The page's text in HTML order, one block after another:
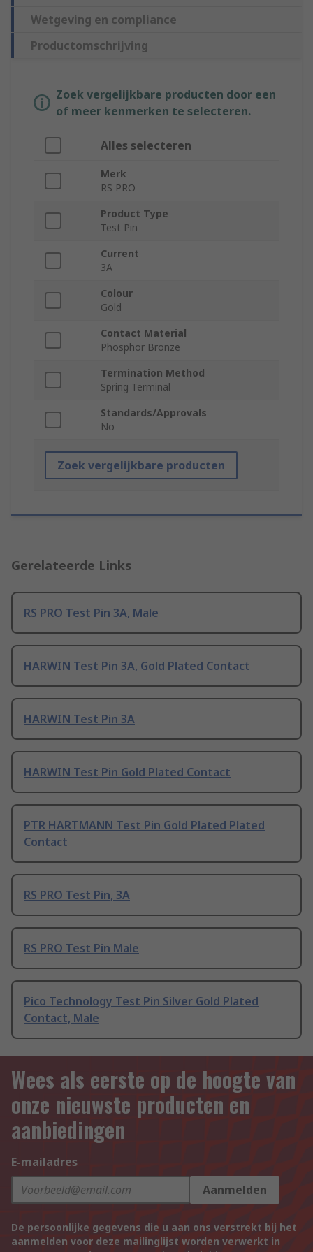
Wetgeving en compliance
Productomschrijving
Zoek vergelijkbare producten door een
of meer kenmerken te selecteren.
Alles selecteren
Merk
RS PRO
Product Type
Test Pin
Current
3A
Colour
Gold
Contact Material
Phosphor Bronze
Termination Method
Spring Terminal
Standards/Approvals
No
Zoek vergelijkbare producten
Gerelateerde Links
RS PRO Test Pin 3A, Male
HARWIN Test Pin 3A, Gold Plated Contact
HARWIN Test Pin 3A
HARWIN Test Pin Gold Plated Contact
PTR HARTMANN Test Pin Gold Plated Plated
Contact
RS PRO Test Pin, 3A
RS PRO Test Pin Male
Pico Technology Test Pin Silver Gold Plated
Contact, Male
Wees als eerste op de hoogte van
onze nieuwste producten en
aanbiedingen
E-mailadres
Aanmelden
De persoonlijke gegevens die u aan ons verstrekt bij het
aanmelden voor deze mailinglijst worden verwerkt in